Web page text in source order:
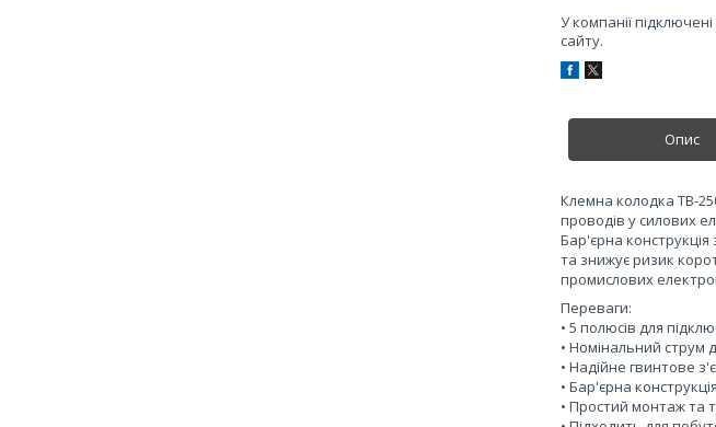
У компанії
сайту.
Опис
Клемна колодка ТВ-
проводів у силових
Бар'єрна конструкція
та знижує ризик
промислових
Переваги:
• 5 полюсів для
• Номінальний струм
• Надійне гвинтове
• Бар'єрна
• Простий монтаж та